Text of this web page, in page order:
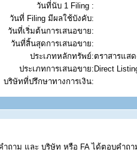
วันที่นับ 1 Filing :
วันที่ Filing มีผลใช้บังคับ:
วันที่เริ่มต้นการเสนอขาย:
วันที่สิ้นสุดการเสนอขาย:
ประเภทหลักทรัพย์:ตราสารแส
ประเภทการเสนอขาย:Direct
บริษัทที่ปรึกษาทางการเงิน:
าม และ บริษัท หรือ FA ได้ตอบคำถ